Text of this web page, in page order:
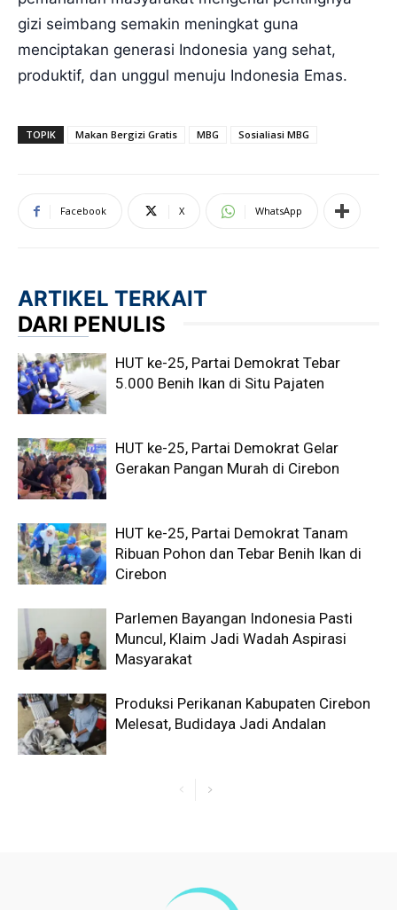
gizi seimbang semakin meningkat guna
menciptakan generasi Indonesia yang sehat,
produktif, dan unggul menuju Indonesia Emas.
TOPIK Makan Bergizi Gratis MBG Sosialiasi MBG
Facebook X WhatsApp
ARTIKEL TERKAIT
DARI PENULIS
HUT ke-25, Partai Demokrat Tebar
5.000 Benih Ikan di Situ Pajaten
HUT ke-25, Partai Demokrat Gelar
Gerakan Pangan Murah di Cirebon
HUT ke-25, Partai Demokrat Tanam
Ribuan Pohon dan Tebar Benih Ikan di
Cirebon
Parlemen Bayangan Indonesia Pasti
Muncul, Klaim Jadi Wadah Aspirasi
Masyarakat
Produksi Perikanan Kabupaten Cirebon
Melesat, Budidaya Jadi Andalan